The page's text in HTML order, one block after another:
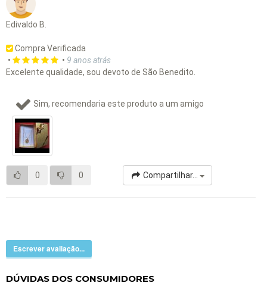
Edivaldo B.
Compra Verificada
•
• 9 anos atrás
Excelente qualidade, sou devoto de São Benedito.
Sim, recomendaria este produto a um amigo
0 0 Compartilhar...
Escrever avaliação...
DÚVIDAS DOS CONSUMIDORES